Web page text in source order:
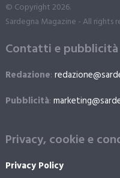
© Copyright 2026.
Sardegna Magazine - All rights
Contatti e pubblicità
Redazione:
Pubblicità:
Privacy, cookie e
Privacy Policy